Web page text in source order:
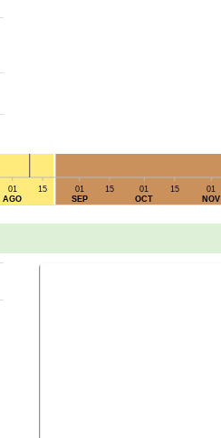
01
AGO
15
01
SEP
15
01
OCT
15
01
NOV